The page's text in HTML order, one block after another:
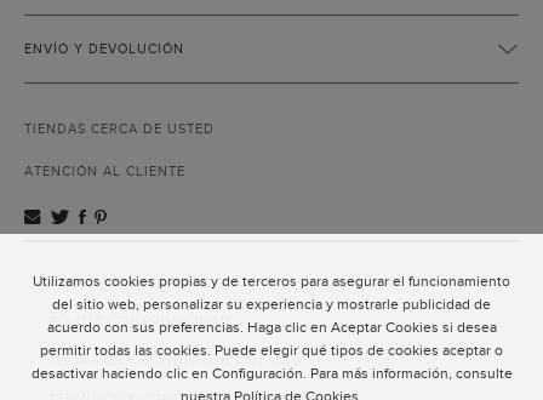
Utilizamos cookies propias y de terceros para asegurar el funcionamiento
del sitio web, personalizar su experiencia y mostrarle publicidad de
acuerdo con sus preferencias. Haga clic en Aceptar Cookies si desea
permitir todas las cookies. Puede elegir qué tipos de cookies aceptar o
desactivar haciendo clic en Configuración. Para más información, consulte
nuestra Política de Cookies
ENVÍO Y DEVOLUCIÓN
TIENDAS CERCA DE USTED
ATENCIÓN AL CLIENTE
ATENCIÓN AL CLIENTE
POLÍTICA DE PRIVACIDAD
TÉRMINOS Y CONDICIONES DE USO